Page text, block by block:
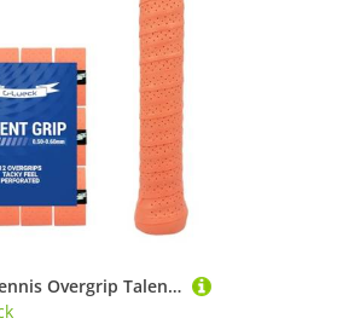
12er Set Tennis Overgrip Talent Grip mit Perforation | 0,50-0,60mm Stärke | Griffband für Squash Badminton Schläger mit selbstklebendem Abschlußband | sehr griffig, Anti-Rutsch (Koralle (Orange))